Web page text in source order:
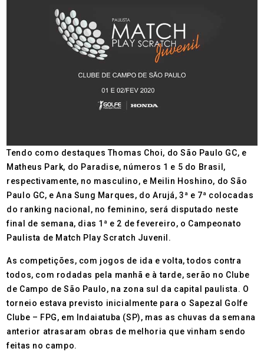
Tendo como destaques Thomas Choi, do São Paulo GC, e
Matheus Park, do Paradise, números 1 e 5 do Brasil,
respectivamente, no masculino, e Meilin Hoshino, do São
Paulo GC, e Ana Sung Marques, do Arujá, 3ª e 7ª colocadas
do ranking nacional, no feminino, será disputado neste
final de semana, dias 1ª e 2 de fevereiro, o Campeonato
Paulista de Match Play Scratch Juvenil.
As competições, com jogos de ida e volta, todos contra
todos, com rodadas pela manhã e à tarde, serão no Clube
de Campo de São Paulo, na zona sul da capital paulista. O
torneio estava previsto inicialmente para o Sapezal Golfe
Clube – FPG, em Indaiatuba (SP), mas as chuvas da semana
anterior atrasaram obras de melhoria que vinham sendo
feitas no campo.